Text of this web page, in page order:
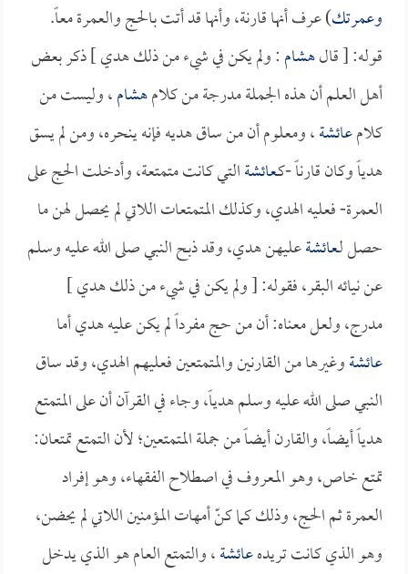
وعمرتك) عرف أنها قارنة، وأنها قد أتت بالحج والعمرة معاً.
قوله: [ قالهشام: ولم يكن في شيء من ذلك هدي ] ذكر بعض
أهل العلم أن هذه الجملة مدرجة من كلامهشام، وليست من
كلامعائشة، ومعلوم أن من ساق هديه فإنه ينحره، ومن لم يسق
هدياً وكان قارناً -كـعائشةالتي كانت متمتعة، وأدخلت الحج على
العمرة- فعليه الهدي، وكذلك المتمتعات اللاتي لم يحصل لهن ما
حصل لـعائشةعليهن هدي، وقد ذبح النبي صلى الله عليه وسلم
عن نيائه البقر، فقوله: [ ولم يكن في شيء من ذلك هدي ]
مدرج، ولعل معناه: أن من حج مفرداً لم يكن عليه هدي أما
عائشةوغيرها من القارنين والمتمتعين فعليهم الهدي، وقد ساق
النبي صلى الله عليه وسلم هدياً، وجاء في القرآن أن على المتمتع
هدياً أيضاً، والقارن أيضاً من جملة المتمتعين؛ لأن التمتع تمتعان:
تمتع خاص، وهو المعروف في اصطلاح الفقهاء، وهو إفراد
العمرة ثم الحج، وذلك كما كنّ أمهات المؤمنين اللاتي لم يحضن،
وهو الذي كانت تريدهعائشة، والتمتع العام هو الذي يدخل